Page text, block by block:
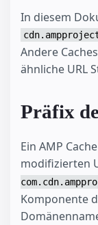
In diesem
Andere
ähnliche URL
Präfix
Ein AMP
modifizierten
Komponente